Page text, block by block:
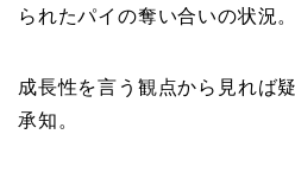
られたパイの奪い合いの状況。
成長性を言う観点から見れば
承知。